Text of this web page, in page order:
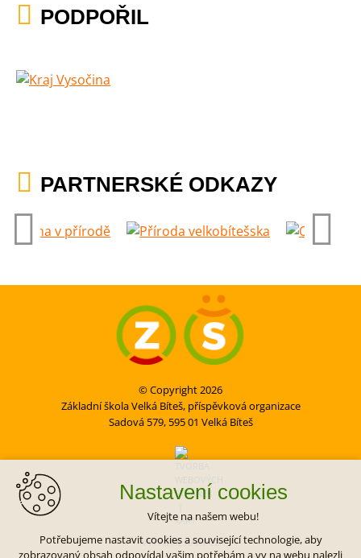
PODPOŘIL
PARTNERSKÉ ODKAZY
© Copyright 2026
Základní škola Velká Bíteš, příspěvková organizace
Sadová 579, 595 01 Velká Bíteš
VYTVOŘIL XART.CZ
Nastavení cookies
Vítejte na našem webu!
Potřebujeme nastavit cookies a související technologie, aby
zobrazovaný obsah odpovídal vašim potřebám a vy na webu nalezli